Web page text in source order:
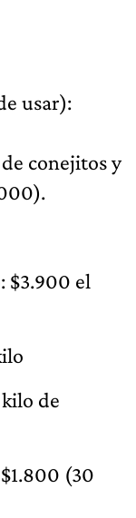
usar):
conejitos y
$3.900 el
de
(30